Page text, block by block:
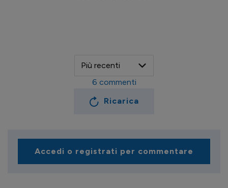
Ricarica
6 commenti
Accedi o registrati per commentare